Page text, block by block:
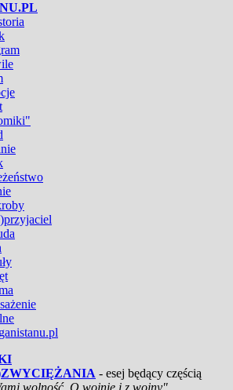
- esej będący częścią
wolność. O wojnie i z wojny"